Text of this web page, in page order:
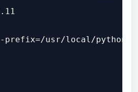
usr/local/